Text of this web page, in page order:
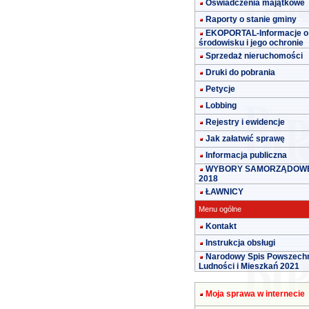
Oświadczenia majątkowe
Raporty o stanie gminy
EKOPORTAL-Informacje o
środowisku i jego ochronie
Sprzedaż nieruchomości
Druki do pobrania
Petycje
Lobbing
Rejestry i ewidencje
Jak załatwić sprawę
Informacja publiczna
WYBORY
2018
ŁAWNICY
Menu ogólne
Kontakt
Instrukcja obsługi
Narodowy Spis
Ludności i Mieszkań 2021
Moja sprawa w internecie